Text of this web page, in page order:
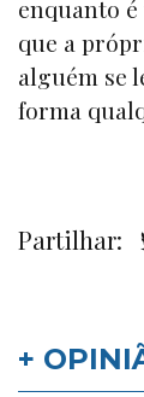
enquanto
que a
alguém se
forma
Partilhar:
+